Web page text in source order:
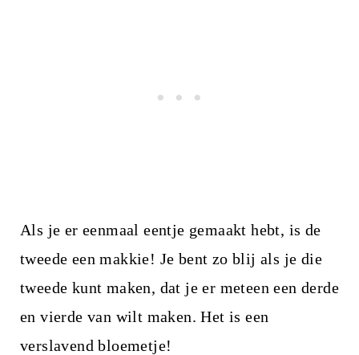
Als je er eenmaal eentje gemaakt hebt, is de
tweede een makkie! Je bent zo blij als je die
tweede kunt maken, dat je er meteen een derde
en vierde van wilt maken. Het is een
verslavend bloemetje!